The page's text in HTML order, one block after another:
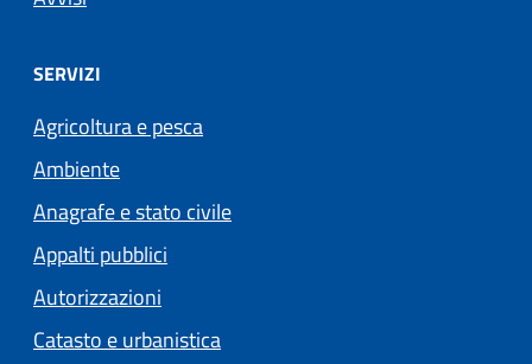
SERVIZI
Agricoltura e pesca
Ambiente
Anagrafe e stato civile
Appalti pubblici
Autorizzazioni
Catasto e urbanistica